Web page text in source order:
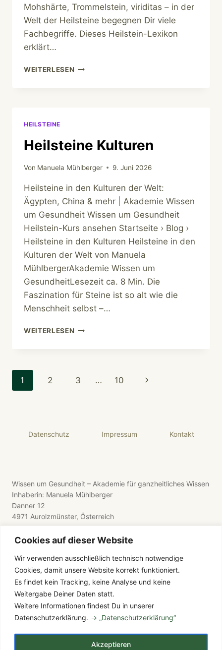
Cookies auf dieser Website
Wir verwenden ausschließlich technisch notwendige
Cookies, damit unsere Website korrekt funktioniert.
Es findet kein Tracking, keine Analyse und keine
Weitergabe Deiner Daten statt.
Weitere Informationen findest Du in unserer
Datenschutzerklärung. → „Datenschutzerklärung“
Akzeptieren
Mohshärte, Trommelstein, viriditas – in der
Welt der Heilsteine begegnen Dir viele
Fachbegriffe. Dieses Heilstein-Lexikon
erklärt…
WEITERLESEN HEILSTEINE
HEILSTEINE
Heilsteine Kulturen
Von Manuela Mühlberger 9. Juni 2026
Heilsteine in den Kulturen der Welt:
Ägypten, China & mehr | Akademie Wissen
um Gesundheit Wissen um Gesundheit
Heilstein-Kurs ansehen Startseite › Blog ›
Heilsteine in den Kulturen Heilsteine in den
Kulturen der Welt von Manuela
MühlbergerAkademie Wissen um
GesundheitLesezeit ca. 8 Min. Die
Faszination für Steine ist so alt wie die
Menschheit selbst –…
WEITERLESEN HEILSTEINE
Seitennavigation
1 2 3 … 10
Nächste
Datenschutz Impressum Kontakt
Wissen um Gesundheit – Akademie für ganzheitliches Wissen
Inhaberin: Manuela Mühlberger
Danner 12
4971 Aurolzmünster, Österreich
E-Mail: wissen-um-gesundheit@gmx.de
Telefon: +43 176 8411 9281
© 2026 Wissen um Gesundheit – Alle Rechte vorbehalten